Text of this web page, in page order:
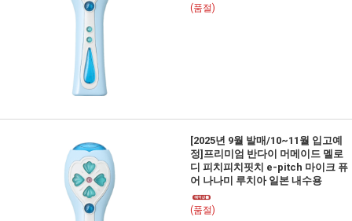
(품절)
[2025년 9월 발매/10~11월 입고예
정]프리미엄 반다이 머메이드 멜로
디 피치피치핏치 e-pitch 마이크 퓨
어 나나미 루치아 일본 내수용
(품절)